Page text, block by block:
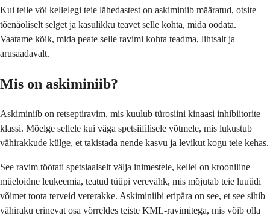
Kui teile või kellelegi teie lähedastest on askiminiib määratud, otsite
tõenäoliselt selget ja kasulikku teavet selle kohta, mida oodata.
Vaatame kõik, mida peate selle ravimi kohta teadma, lihtsalt ja
arusaadavalt.
Mis on askiminiib?
Askiminiib on retseptiravim, mis kuulub türosiini kinaasi inhibiitorite
klassi. Mõelge sellele kui väga spetsiifilisele võtmele, mis lukustub
vähirakkude külge, et takistada nende kasvu ja levikut kogu teie kehas.
See ravim töötati spetsiaalselt välja inimestele, kellel on krooniline
müeloidne leukeemia, teatud tüüpi verevähk, mis mõjutab teie luuüdi
võimet toota terveid vererakke. Askiminiibi eripära on see, et see sihib
vähiraku erinevat osa võrreldes teiste KML-ravimitega, mis võib olla